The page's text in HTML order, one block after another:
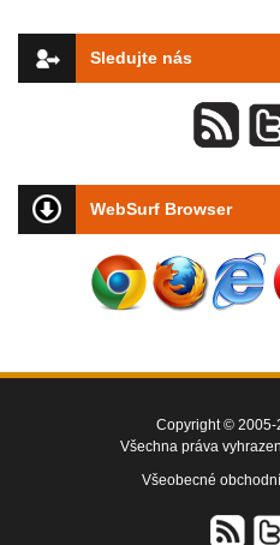
Sledujte nás
WebSurf Browser
Copyright ©
Všechna práva
Všeobecné